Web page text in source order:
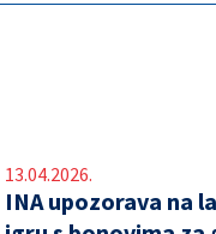
13.04.2026.
INA upozorava na